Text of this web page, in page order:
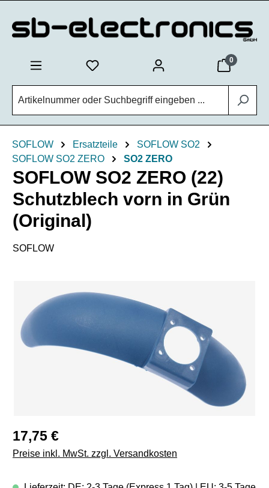
0
SOFLOW Ersatzteile
SOFLOW SO2
SOFLOW SO2 ZERO
SO2 ZERO
SOFLOW SO2 ZERO (22)
Schutzblech vorn in Grün
(Original)
SOFLOW
Regulärer Preis:
17,75 €
Preise inkl. MwSt. zzgl. Versandkosten